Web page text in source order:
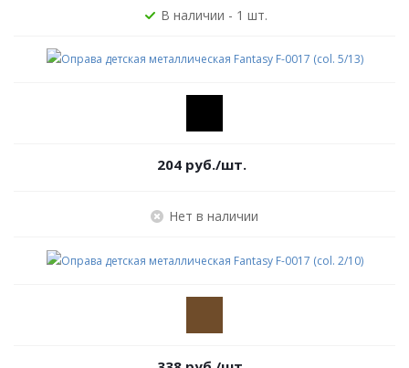
В наличии - 1 шт.
204руб./шт.
Нет в наличии